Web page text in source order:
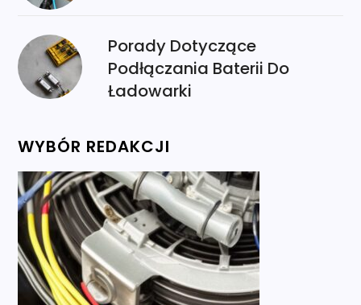
Porady Dotyczące
Podłączania Baterii Do
Ładowarki
WYBÓR REDAKCJI